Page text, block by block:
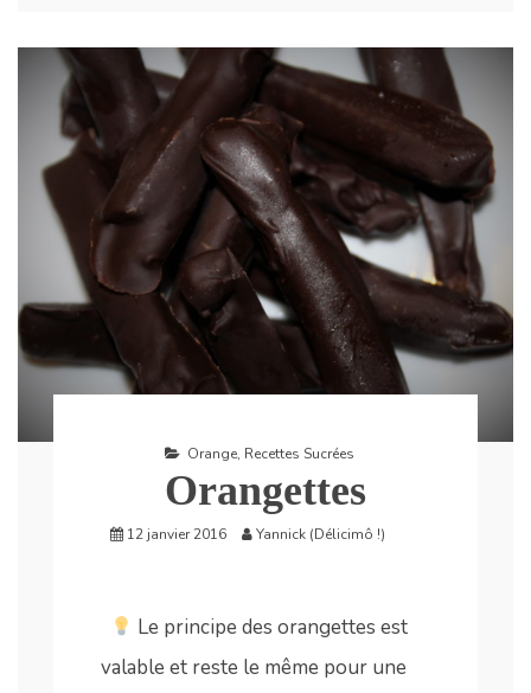
Orange, Recettes Sucrées
Orangettes
12 janvier 2016 Yannick (Délicimô !)
Le principe des orangettes est
valable et reste le même pour une